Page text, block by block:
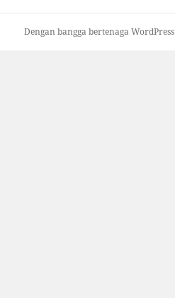
Dengan bangga bertenaga WordPress